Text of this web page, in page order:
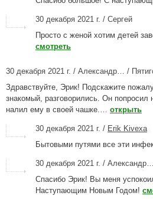
30 декабря 2021 г. / Сергей
Просто с женой хотим детей
смотреть
30 декабря 2021 г. / Александр… /
Здравствуйте, Эрик! Подскажите
знакомый, разговорились. Он
налил ему в своей чашке.… открыть
30 декабря 2021 г. / Erik Kivexa
Бытовыми путями все эти
30 декабря 2021 г. / Александр…
Спасибо Эрик! Вы меня
Наступающим Новым Годом!